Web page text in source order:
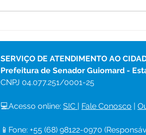
em Fórum Nacional e
agenda técnica em Brasília
SERVIÇO DE ATENDIMENTO AO
Prefeitura de Senador Guiomard -
CNPJ 04.077.251/0001-25
💻Acesso online: SIC | Fale Conosco |
📱Fone: +55 (68) 98122-0970